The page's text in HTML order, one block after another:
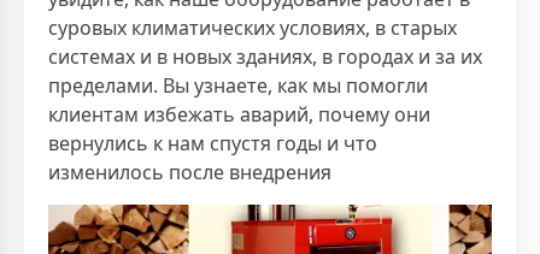
суровых климатических условиях, в старых
системах и в новых зданиях, в городах и за их
пределами. Вы узнаете, как мы помогли
клиентам избежать аварий, почему они
вернулись к нам спустя годы и что
изменилось после внедрения